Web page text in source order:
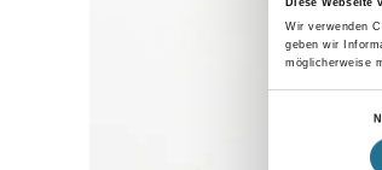
Diese Webseite
Wir verwenden
geben wir
möglicherweise